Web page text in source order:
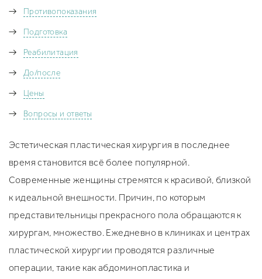
Увеличение груди под железу
Рубцы после увелечения груди
Вертикальная подтяжка груди
Птозированная грудь
Поиск хирурга/клиники
Фото до/после
Безопасность
FAQ
Рассрочка
Противопоказания
Подготовка
Реабилитация
До/после
Цены
Вопросы и ответы
Эстетическая пластическая хирургия в последнее
время становится всё более популярной.
Современные женщины стремятся к красивой, близкой
к идеальной внешности. Причин, по которым
представительницы прекрасного пола обращаются к
хирургам, множество. Ежедневно в клиниках и центрах
пластической хирургии проводятся различные
операции, такие как абдоминопластика и